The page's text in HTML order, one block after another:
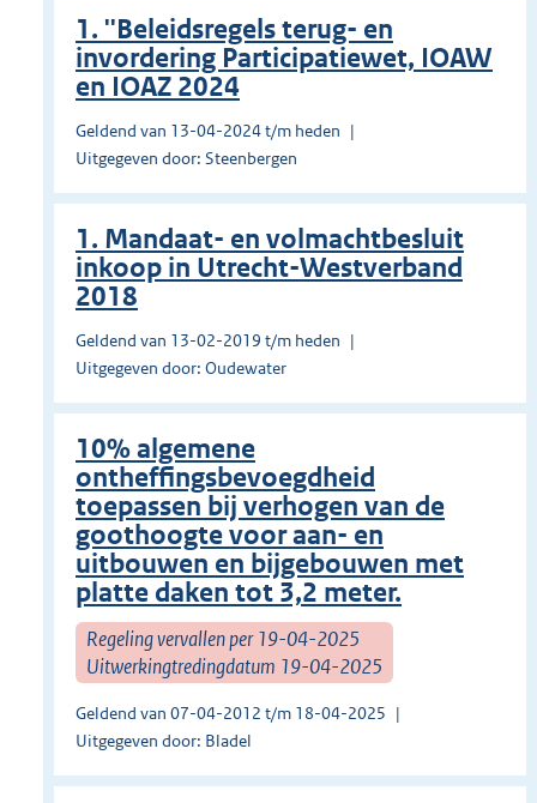
1. ''Beleidsregels terug- en
invordering Participatiewet, IOAW
en IOAZ 2024
Geldend van 13-04-2024 t/m heden
Uitgegeven door: Steenbergen
1. Mandaat- en volmachtbesluit
inkoop in Utrecht-Westverband
2018
Geldend van 13-02-2019 t/m heden
Uitgegeven door: Oudewater
10% algemene
ontheffingsbevoegdheid
toepassen bij verhogen van de
goothoogte voor aan- en
uitbouwen en bijgebouwen met
platte daken tot 3,2 meter.
Regeling vervallen per 19-04-2025
Uitwerkingtredingdatum 19-04-2025
Geldend van 07-04-2012 t/m 18-04-2025
Uitgegeven door: Bladel